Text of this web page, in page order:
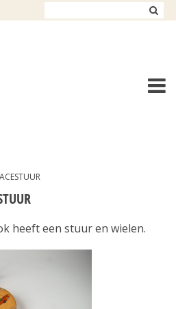
heeft een stuur en wielen.